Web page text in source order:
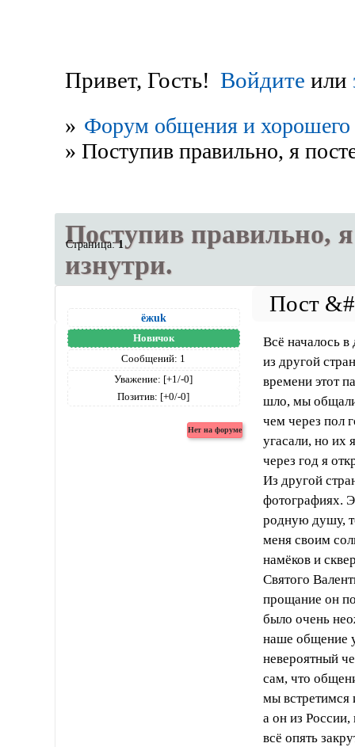
Привет, Гость! Войдите или
» Форум общения и хорошего
» Поступив правильно, я
Поступив правильно,
изнутри.
Страница:1
ёжuk
Новичок
Сообщений: 1
Уважение: [+1/-0]
Позитив: [+0/-0]
Всё началось
из другой
времени этот
шло, мы
чем через пол
угасали, но их
через год я
Из другой
фотографиях.
родную душу,
меня своим
намёков и
Святого
прощание он
было очень
наше общение
невероятный
сам, что
мы
а он из
всё опять